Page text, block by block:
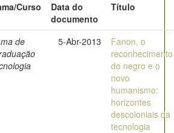
Curso
Data do
documento
Título
de
5-Abr-2013
Fanon, o
reconhecimento
do negro e o
novo
humanismo:
horizontes
descoloniais da
tecnologia